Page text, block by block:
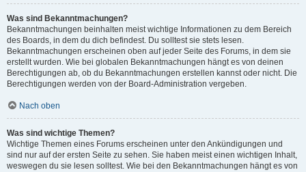
Was sind Bekanntmachungen?
Bekanntmachungen beinhalten meist wichtige Informationen zu dem Bereich
des Boards, in dem du dich befindest. Du solltest sie stets lesen.
Bekanntmachungen erscheinen oben auf jeder Seite des Forums, in dem sie
erstellt wurden. Wie bei globalen Bekanntmachungen hängt es von deinen
Berechtigungen ab, ob du Bekanntmachungen erstellen kannst oder nicht. Die
Berechtigungen werden von der Board-Administration vergeben.
Nach oben
Was sind wichtige Themen?
Wichtige Themen eines Forums erscheinen unter den Ankündigungen und
sind nur auf der ersten Seite zu sehen. Sie haben meist einen wichtigen Inhalt,
weswegen du sie lesen solltest. Wie bei den Bekanntmachungen hängt es von